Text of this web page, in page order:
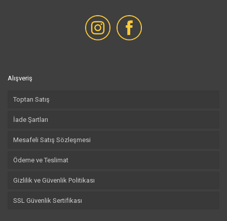
Alışveriş
Toptan Satış
İade Şartları
Mesafeli Satış Sözleşmesi
Ödeme ve Teslimat
Gizlilik ve Güvenlik Politikası
SSL Güvenlik Sertifikası